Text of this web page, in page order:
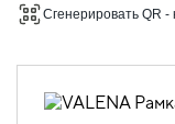
06.01.14
06.01.14.ХХ
Сгенерировать QR -